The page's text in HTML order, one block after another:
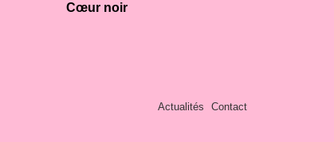
Cœur noir
Actualités Contact